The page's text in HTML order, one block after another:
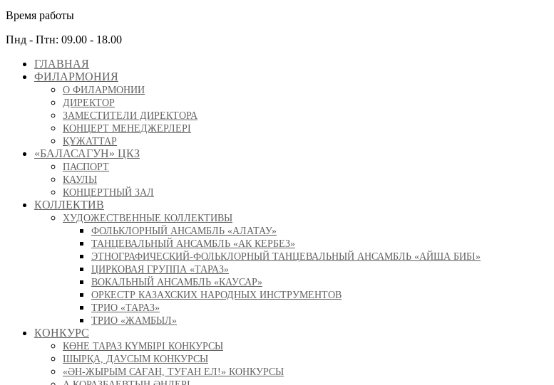
Время работы
Пнд - Птн: 09.00 - 18.00
ГЛАВНАЯ
ФИЛАРМОНИЯ
О ФИЛАРМОНИИ
ДИРЕКТОР
ЗАМЕСТИТЕЛИ ДИРЕКТОРА
КОНЦЕРТ МЕНЕДЖЕРЛЕРІ
ҚҰЖАТТАР
«БАЛАСАГУН» ЦКЗ
ПАСПОРТ
ҚАУЛЫ
КОНЦЕРТНЫЙ ЗАЛ
КОЛЛЕКТИВ
ХУДОЖЕСТВЕННЫЕ КОЛЛЕКТИВЫ
ФОЛЬКЛОРНЫЙ АНСАМБЛЬ «АЛАТАУ»
ТАНЦЕВАЛЬНЫЙ АНСАМБЛЬ «АК КЕРБЕЗ»
ЭТНОГРАФИЧЕСКИЙ-ФОЛЬКЛОРНЫЙ ТАНЦЕВАЛЬНЫЙ АНСАМБЛЬ «АЙША БИБІ»
ЦИРКОВАЯ ГРУППА «ТАРАЗ»
ВОКАЛЬНЫЙ АНСАМБЛЬ «КАУСАР»
ОРКЕСТР КАЗАХСКИХ НАРОДНЫХ ИНСТРУМЕНТОВ
ТРИО «ТАРАЗ»
ТРИО «ЖАМБЫЛ»
КОНКУРС
КӨНЕ ТАРАЗ КҮМБІРІ КОНКУРСЫ
ШЫРҚА, ДАУСЫМ КОНКУРСЫ
«ӘН-ЖЫРЫМ САҒАН, ТУҒАН ЕЛ!» КОНКУРСЫ